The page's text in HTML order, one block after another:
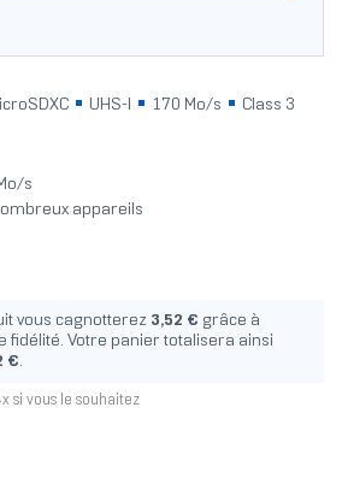
UHS-I 170 Mo/s
Class 3
s
appareils
vous cagnotterez 3,52 € grâce à
fidélité. Votre panier totalisera ainsi
€.
si vous le souhaitez